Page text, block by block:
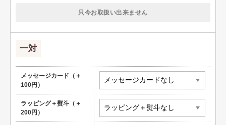
只今お取扱い出来ません
一対
メッセージカード（＋
100円）
ラッピング＋熨斗（＋
200円）